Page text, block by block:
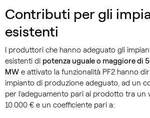
Contributi per gli
esistenti
I produttori che hanno adeguato gli
esistenti di potenza uguale o maggiore di
MW e attivato la funzionalità PF2 hanno
impianto di produzione adeguato, ad un
per l’adeguamento pari al prodotto tra un
10.000 € e un coefficiente pari a: